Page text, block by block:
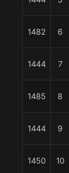
1482 6
1444 7
1485 8
1444 9
1450 10